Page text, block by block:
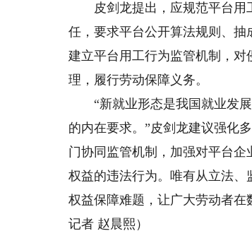
皮剑龙提出，应规范平台用
任，要求平台公开算法规则、
建立平台用工行为监管机制，
理，履行劳动保障义务。
“新就业形态是我国就业发展
的内在要求。”皮剑龙建议强化
门协同监管机制，加强对平台
权益的违法行为。唯有从立法
权益保障难题，让广大劳动者
记者 赵晨熙）